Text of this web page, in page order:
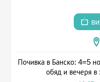
Почивка в Банско: 4=5
обяд и вечеря